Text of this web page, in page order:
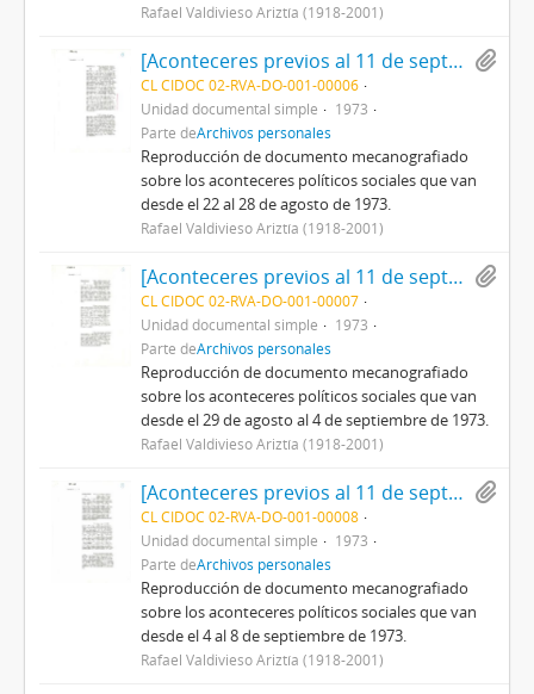
Rafael Valdivieso Ariztía (1918-2001)
[Aconteceres previos al 11 de septiembre de 1973 N°5]
CL CIDOC 02-RVA-DO-001-00006
Unidad documental simple
1973
Parte deArchivos personales
Reproducción de documento mecanografiado
sobre los aconteceres políticos sociales que van
desde el 22 al 28 de agosto de 1973.
Rafael Valdivieso Ariztía (1918-2001)
[Aconteceres previos al 11 de septiembre de 1973 N°6]
CL CIDOC 02-RVA-DO-001-00007
Unidad documental simple
1973
Parte deArchivos personales
Reproducción de documento mecanografiado
sobre los aconteceres políticos sociales que van
desde el 29 de agosto al 4 de septiembre de 1973.
Rafael Valdivieso Ariztía (1918-2001)
[Aconteceres previos al 11 de septiembre de 1973 N°7]
CL CIDOC 02-RVA-DO-001-00008
Unidad documental simple
1973
Parte deArchivos personales
Reproducción de documento mecanografiado
sobre los aconteceres políticos sociales que van
desde el 4 al 8 de septiembre de 1973.
Rafael Valdivieso Ariztía (1918-2001)